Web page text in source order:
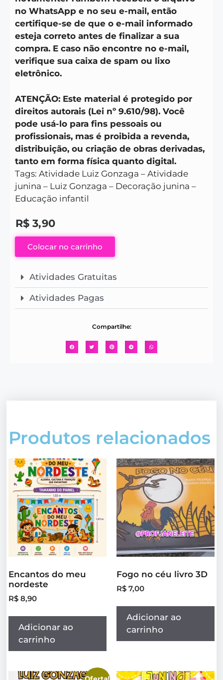
no WhatsApp e no seu e-mail, então
certifique-se de que o e-mail informado
esteja correto antes de finalizar a sua
compra. E caso não encontre no e-mail,
verifique sua caixa de spam ou lixo
eletrônico.
ATENÇÃO: Este material é protegido por
direitos autorais (Lei nº 9.610/98). Você
pode usá-lo para fins pessoais ou
profissionais, mas é proibida a revenda,
distribuição, ou criação de obras derivadas,
tanto em forma física quanto digital.
Tags: Atividade Luiz Gonzaga – Atividade
junina – Luiz Gonzaga – Decoração junina –
Educação infantil
R$ 3,90
Colocar no carrinho
Atividades Gratuitas
Atividades Pagas
Compartilhe:
Produtos relacionados
Encantos do meu
nordeste
R$ 8,90
Adicionar ao
carrinho
Fogo no céu livro 3D
R$ 7,00
Adicionar ao
carrinho